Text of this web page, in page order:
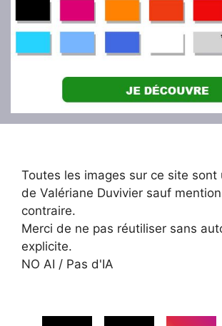
Toutes les images sur ce site sont
de Valériane Duvivier sauf
contraire.
Merci de ne pas réutiliser sans
explicite.
NO AI / Pas d'IA